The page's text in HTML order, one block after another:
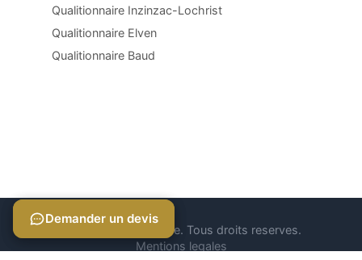
Qualitionnaire Inzinzac-Lochrist
Qualitionnaire Elven
Qualitionnaire Baud
© 2026 Qualitionnaire. Tous droits reserves.
Mentions legales
Demander un devis
Demander un devis